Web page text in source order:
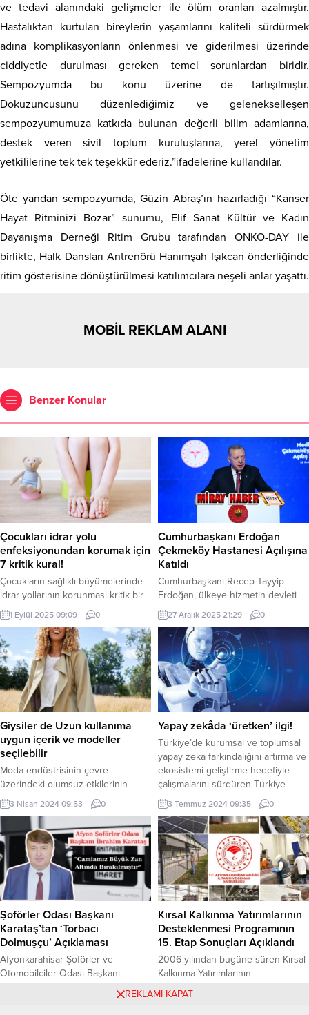
ve tedavi alanındaki gelişmeler ile ölüm oranları azalmıştır.
Hastalıktan kurtulan bireylerin yaşamlarını kaliteli sürdürmek
adına komplikasyonların önlenmesi ve giderilmesi üzerinde
ciddiyetle durulması gereken temel sorunlardan biridir.
Sempozyumda bu konu üzerine de tartışılmıştır.
Dokuzuncusunu düzenlediğimiz ve gelenekselleşen
sempozyumumuza katkıda bulunan değerli bilim adamlarına,
destek veren sivil toplum kuruluşlarına, yerel yönetim
yetkililerine tek tek teşekkür ederiz.”ifadelerine kullandılar.
Öte yandan sempozyumda, Güzin Abraş’ın hazırladığı “Kanser
Hayat Ritminizi Bozar” sunumu, Elif Sanat Kültür ve Kadın
Dayanışma Derneği Ritim Grubu tarafından ONKO-DAY ile
birlikte, Halk Dansları Antrenörü Hanımşah Işıkcan önderliğinde
ritim gösterisine dönüştürülmesi katılımcılara neşeli anlar yaşattı.
MOBİL REKLAM ALANI
Benzer Konular
Çocukları idrar yolu
enfeksiyonundan korumak için
7 kritik kural!
Çocukların sağlıklı büyümelerinde
idrar yollarının korunması kritik bir
rol oynuyor. Zira, özellikle
çocuklarda sık rastlanan idrar yolu
enfeksiyonu sadece idrar yapmada
güçlük, ateş ve huzursuzluk gibi
geçici şikâyetlere yol açmakla
kalmıyor; zamanında tedavi
edilmezse böbreklerde kalıcı hasar
da bırakabiliyor. Acıbadem Maslak
Hastanesi Çocuk Sağlığı ve
Hastalıkları Uzmanı Prof. Dr.
Özlem...
1 Eylül 2025 09:09 0
Cumhurbaşkanı Erdoğan
Çekmeköy Hastanesi Açılışına
Katıldı
Cumhurbaşkanı Recep Tayyip
Erdoğan, ülkeye hizmetin devleti
özeli olmadığını belirterek,
Türkiye’nin gelişmesine,
kalkınmasına, Türkiye Yüzyılı
hedeflerine bir adım daha
yaklaşmasına katkı yapan her türlü
çaba takdire şayandır. Eskiden
olduğu gibi sermayeyi renklerine
göre tasnif etmeyen, yatırımcılar
arasında yerli yabancı ayrımına
gitmeyen, ülkenin hayrına olacak
her işi, her projeyi destekleyen
bir...
27 Aralık 2025 21:29 0
Giysiler de Uzun kullanıma
uygun içerik ve modeller
seçilebilir
Moda endüstrisinin çevre
üzerindeki olumsuz etkilerinin
giderek artması ve tüketim
alışkanlıklarının dünyamızı her
geçen gün tehdit etmesi karşısında
daha yaşanabilir bir gelecek için
adımlar atmak kaçınılmaz hale
geliyor. Tüketiciler nezdinde artan
çevre duyarlılığı, moda
endüstrisindeki markaları bu alanda
yeni koleksiyonlar oluşturmaya
yönlendiriyor. Ancak bazı sorumlu
markalar tarafından atılan bu
adımlar...
3 Nisan 2024 09:53 0
Yapay zekâda ‘üretken’ ilgi!
Türkiye’de kurumsal ve toplumsal
yapay zeka farkındalığını artırma ve
ekosistemi geliştirme hedefiyle
çalışmalarını sürdüren Türkiye
Yapay Zeka İnisiyatifi (TRAI),
ekosisteminde yer alan yapay zeka
girişimlerinin haritasını yayınladı.
İSTANBUL (İGFA) – TRAI, Türkiye’de
son yıllarda yapay zeka alanında
çalışan yeni girişimlerin gösterdiği
başarılı büyümeyi ortaya koyan
TRAI Yapay Zeka Girişimleri
haritasını...
3 Temmuz 2024 09:35 0
Şoförler Odası Başkanı
Karataş’tan ‘Torbacı
Dolmuşçu’ Açıklaması
Afyonkarahisar Şoförler ve
Otomobilciler Odası Başkanı
satarken yakalanan dolmuş şoförü
Kırsal Kalkınma Yatırımlarının
Desteklenmesi Programının
15. Etap Sonuçları Açıklandı
2006 yılından bugüne süren Kırsal
Kalkınma Yatırımlarının
ilimizde gerekse ülke çapında
13 Haziran 2024 13:54
REKLAMI KAPAT